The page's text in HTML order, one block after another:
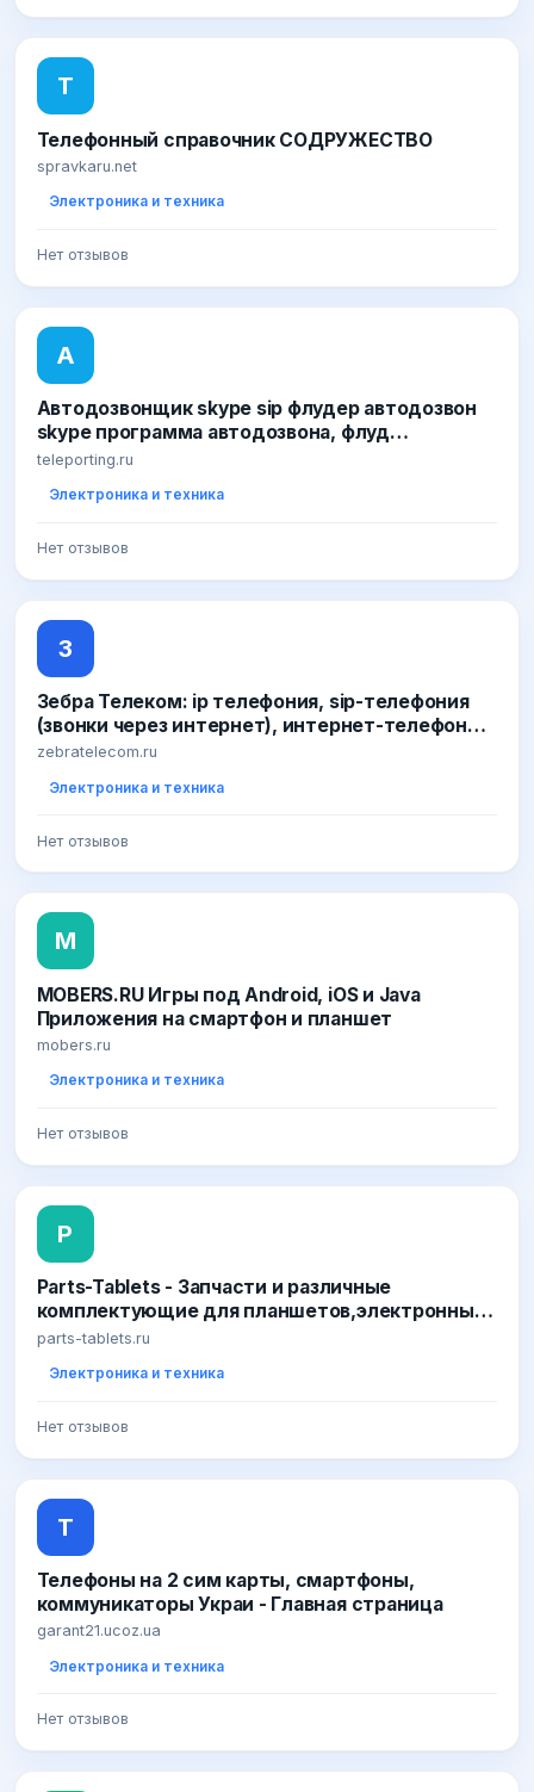
Т
Телефонный справочник СОДРУЖЕСТВО
spravkaru.net
Электроника и техника
Нет отзывов
А
Автодозвонщик skype sip флудер автодозвон
skype программа автодозвона, флуд
мобильных телефонов, skype flooder sip,
спамер, непрерывный дозвон, TheSkypeDialer,
бесплатно
teleporting.ru
Электроника и техника
Нет отзывов
З
Зебра Телеком: ip телефония, sip-телефония
(звонки через интернет), интернет-телефония,
а также номер 8 800
zebratelecom.ru
Электроника и техника
Нет отзывов
M
MOBERS.RU Игры под Android, iOS и Java
Приложения на смартфон и планшет
mobers.ru
Электроника и техника
Нет отзывов
P
Parts-Tablets - Запчасти и различные
комплектующие для планшетов,электронных
книг,навигаторов,смартфонов/сотовых
parts-tablets.ru
Электроника и техника
Нет отзывов
Т
Телефоны на 2 сим карты, смартфоны,
коммуникаторы Украи - Главная страница
garant21.ucoz.ua
Электроника и техника
Нет отзывов